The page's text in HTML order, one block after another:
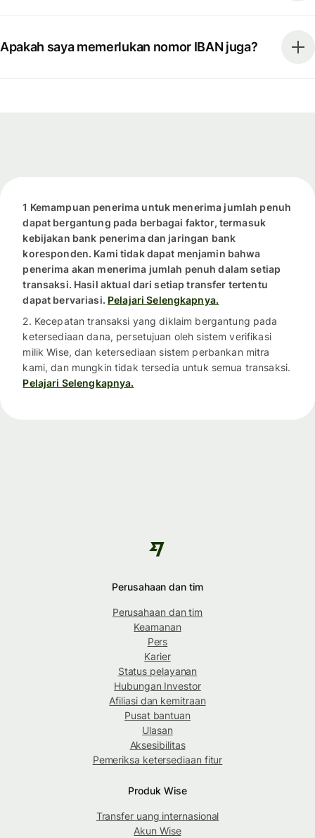
Apakah saya memerlukan nomor IBAN juga?
1 Kemampuan penerima untuk menerima jumlah penuh
dapat bergantung pada berbagai faktor, termasuk
kebijakan bank penerima dan jaringan bank
koresponden. Kami tidak dapat menjamin bahwa
penerima akan menerima jumlah penuh dalam setiap
transaksi. Hasil aktual dari setiap transfer tertentu
dapat bervariasi. Pelajari Selengkapnya.
2. Kecepatan transaksi yang diklaim bergantung pada
ketersediaan dana, persetujuan oleh sistem verifikasi
milik Wise, dan ketersediaan sistem perbankan mitra
kami, dan mungkin tidak tersedia untuk semua transaksi.
Pelajari Selengkapnya.
Perusahaan dan tim
Perusahaan dan tim
Keamanan
Pers
Karier
Status pelayanan
Hubungan Investor
Afiliasi dan kemitraan
Pusat bantuan
Ulasan
Aksesibilitas
Pemeriksa ketersediaan fitur
Produk Wise
Transfer uang internasional
Akun Wise